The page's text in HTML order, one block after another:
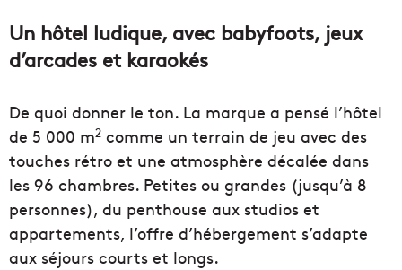
Un hôtel ludique, avec babyfoots, jeux
d’arcades et karaokés
De quoi donner le ton. La marque a pensé l’hôtel
de 5 000 m2 comme un terrain de jeu avec des
touches rétro et une atmosphère décalée dans
les 96 chambres. Petites ou grandes (jusqu’à 8
personnes), du penthouse aux studios et
appartements, l’offre d’hébergement s’adapte
aux séjours courts et longs.